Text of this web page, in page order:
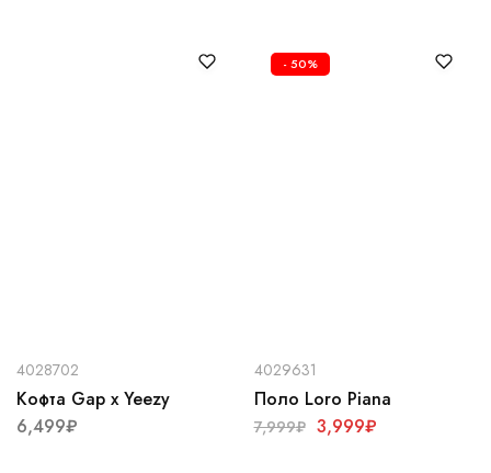
4028702
Кофта Gap x Yeezy
6,499₽
- 50%
4029631
Поло Loro Piana
7,999₽ 3,999₽